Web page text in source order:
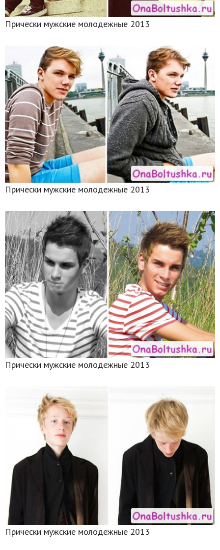
Прически мужские молодежные 2013
Прически мужские молодежные 2013
Прически мужские молодежные 2013
Прически мужские молодежные 2013